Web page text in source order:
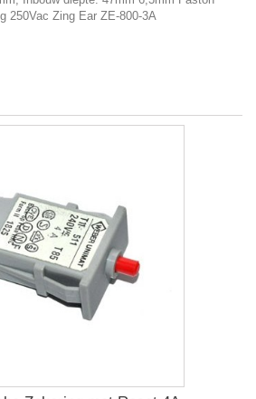
250Vac Zing Ear ZE-800-3A